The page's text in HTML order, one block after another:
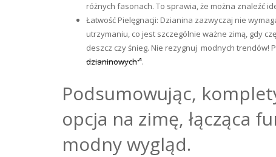
różnych fasonach. To sprawia, że można znaleźć
Łatwość Pielęgnacji: Dzianina zazwyczaj nie
utrzymaniu, co jest szczególnie ważne zimą, gdy
deszcz czy śnieg. Nie rezygnuj modnych trendów!
dzianinowych .
Podsumowując,
opcja na zimę, łącząca
modny wygląd.